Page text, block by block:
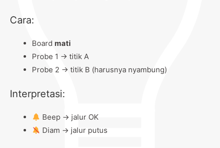
Cara:
Board mati
Probe 1 → titik A
Probe 2 → titik B (harusnya nyambung)
Interpretasi:
Beep → jalur OK
Diam → jalur putus